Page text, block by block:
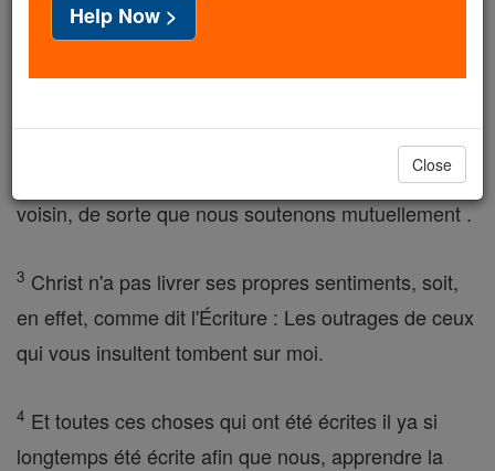
Il est pour nous qui sommes forts pour supporter
les susceptibilités des plus faibles, et ne pas nous
Chacun de nous doit considérer bien de son
voisin, de sorte que nous soutenons mutuellement .
3 Christ n'a pas livrer ses propres sentiments, soit,
en effet, comme dit l'Écriture : Les outrages de ceux
qui vous insultent tombent sur moi.
4 Et toutes ces choses qui ont été écrites il ya si
longtemps été écrite afin que nous, apprendre la
Help Now >
Close